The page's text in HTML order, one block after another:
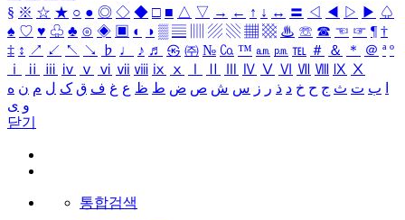
§ ※ ☆ ★ ○ ● ◎ ◇ ◆ □ ■ △ ▽ → ← ↑ ↓ ↔ 〓 ◁ ◀ ▷ ▶ ♤
♠ ♡ ♥ ♧ ♣ ⊙ ◈ ▣ ◐ ◑ ▒ ▤ ▨ ▧ ▦ ▩ ♨ ☏ ☎ ☜ ☞ ¶ †
‡ ↕ ↗ ↙ ↖ ↘ ♭ ♩ ♪ ♬ ㉿ ㈜ № ㏇ ™ ㏂ ㏘ ℡ ＃ ＆ ＊ ＠ ª º
ⅰ
ⅱ ⅲ ⅳ ⅴ ⅵ ⅶ ⅷ ⅸ ⅹ Ⅳ Ⅴ Ⅵ Ⅶ Ⅷ Ⅸ Ⅹ
ب ت ث ج ح خ د ذ ر ز س ش ص ض ط ظ ع غ ف ق ک ل م ن ه
و ی
닫기
통합검색